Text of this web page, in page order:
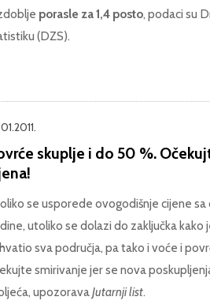
porasle za 1,4 posto, podaci su
(DZS).
skuplje i do 50 %.
se usporede ovogodišnje cijene sa
utoliko se dolazi do zaključka kako
sva područja, pa tako i voće i
smirivanje jer se nova
upozoravaJutarnji list.